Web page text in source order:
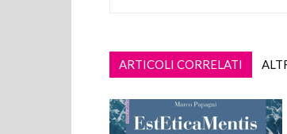
ARTICOLI CORRELATI